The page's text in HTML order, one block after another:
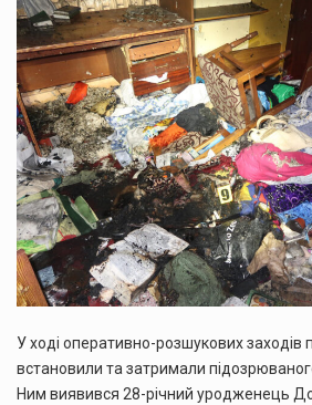
У ході оперативно-розшукових заходів
встановили та затримали
Ним виявився 28-річний уродженець